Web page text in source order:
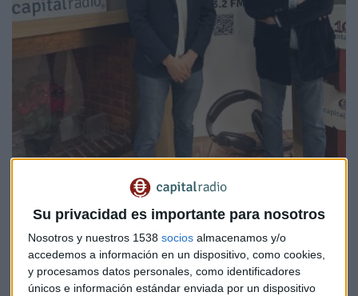
Su privacidad es importante para nosotros
Nosotros y nuestros 1538 socios almacenamos y/o
accedemos a información en un dispositivo, como cookies,
y procesamos datos personales, como identificadores
únicos e información estándar enviada por un dispositivo
CIBERCOTIZANTE
Azorín: "Madrid 4 IA va a ser una marca estrella de la
CAM""
José Joaquín Flechoso